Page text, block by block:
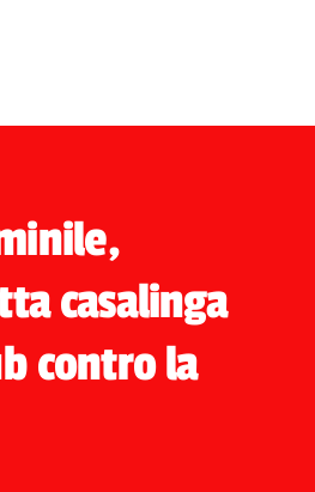
casalinga
contro la